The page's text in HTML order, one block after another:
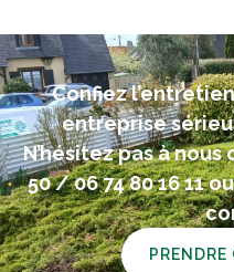
Confiez
entreprise
N’hésitez pas à
50 / 06 74 80 16 11